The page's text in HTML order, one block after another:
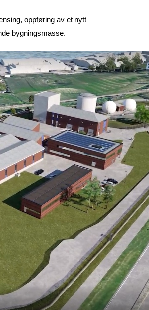
oppføring av et nytt
bygningsmasse.